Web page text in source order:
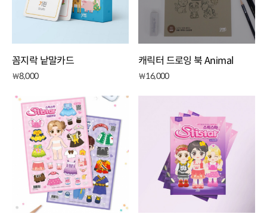
꼼지락 낱말카드
￦8,000
캐릭터 드로잉 북 Animal
￦16,000